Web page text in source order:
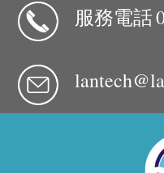
服務電話